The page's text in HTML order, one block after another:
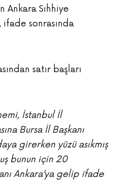
Sıhhiye
sonrasında
satır başları
İstanbul İl
Bursa İl Başkanı
girerken yüzü asıkmış
bunun için 20
Ankara’ya gelip ifade